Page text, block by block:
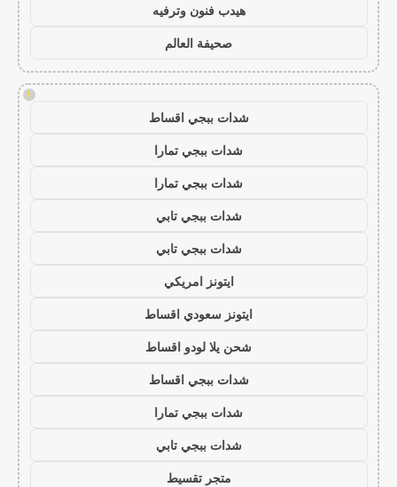
هيدب فنون وترفيه
صحيفة العالم
!
شدات ببجي اقساط
شدات ببجي تمارا
شدات ببجي تمارا
شدات ببجي تابي
شدات ببجي تابي
ايتونز امريكي
ايتونز سعودي اقساط
شحن يلا لودو اقساط
شدات ببجي اقساط
شدات ببجي تمارا
شدات ببجي تابي
متجر تقسيط